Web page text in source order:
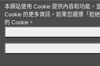
本網站使用 Cookie 提供內容和功能，
Cookie 的更多資訊。如果您選擇「拒
的 Cookie。